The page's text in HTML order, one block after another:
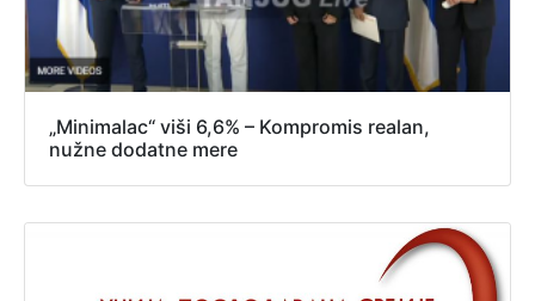
„Minimalac“ viši 6,6% – Kompromis realan,
nužne dodatne mere